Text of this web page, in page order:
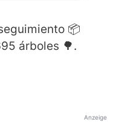
📦
árboles 🌳.
Anzeige